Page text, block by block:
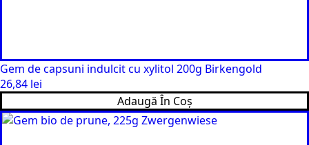
Gem de capsuni indulcit cu xylitol 200g Birkengold
26,84 lei
Adaugă În Coș